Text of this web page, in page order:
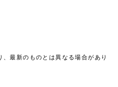
最新のものとは異なる場合があり